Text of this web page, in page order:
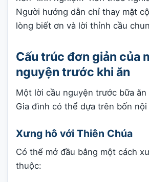
Người hướng dẫn chỉ thay mặt
lòng biết ơn và lời thỉnh cầu
Cấu trúc đơn giản của
nguyện trước khi ăn
Một lời cầu nguyện trước bữa ăn
Gia đình có thể dựa trên bốn
Xưng hô với Thiên Chúa
Có thể mở đầu bằng một cách
thuộc: